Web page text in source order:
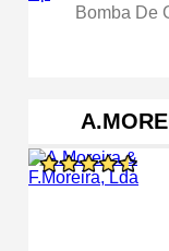
Bomba De